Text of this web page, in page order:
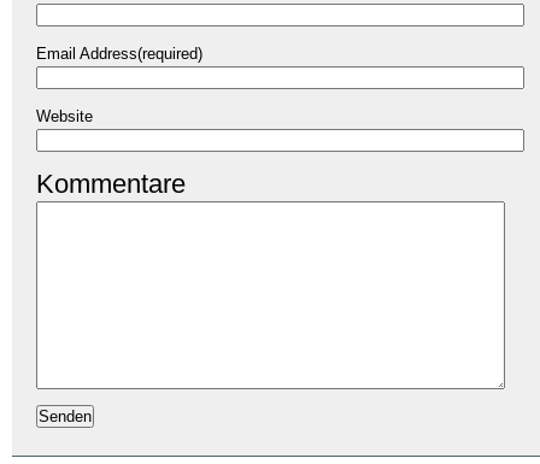
Email Address(required)
Website
Kommentare